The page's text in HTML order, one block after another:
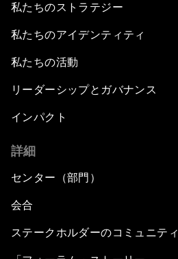
私たちのストラテジー
私たちのアイデンティティ
私たちの活動
リーダーシップとガバナンス
インパクト
詳細
センター（部門）
会合
ステークホルダーのコミュニティ